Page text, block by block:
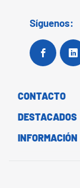
Síguenos:
CONTACTO
DESTACADOS
INFORMACIÓN